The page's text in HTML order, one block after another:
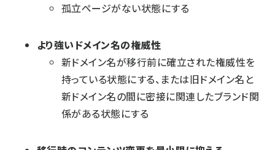
孤立ページがない状態にする
より強いドメイン名の権威性
新ドメイン名が移行前に確立された権威性を
持っている状態にする、または旧ドメイン名と
新ドメイン名の間に密接に関連したブランド関
係がある状態にする